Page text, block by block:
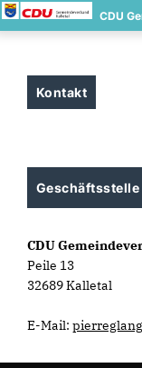
CDU
Kontakt
Geschäftsstelle
CDU
Peile 13
32689 Kalletal
E-Mail: